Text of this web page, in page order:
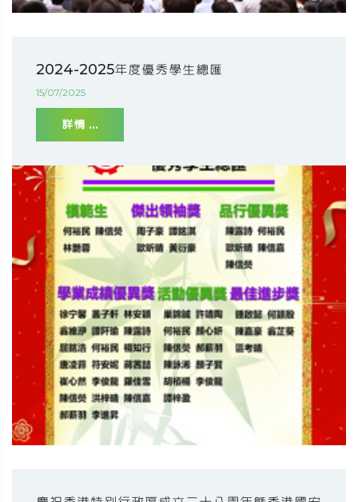
2024-2025年度優秀學生總匯
15/07/2025
詳情 ...